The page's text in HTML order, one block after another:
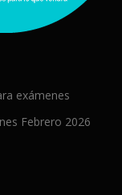
exámenes
Febrero 2026